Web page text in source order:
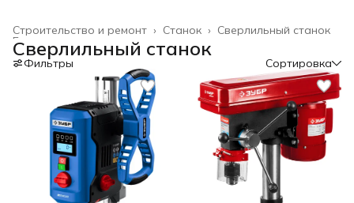
Сверлильный станок
Станок ›
Строительство и ремонт ›
Главная
Сверлильный станок
Фильтры Сортировка